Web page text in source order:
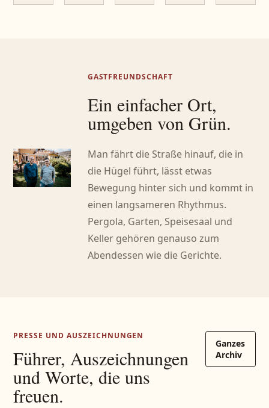
GASTFREUNDSCHAFT
Ein einfacher Ort,
umgeben von Grün.
Man fährt die Straße hinauf, die in
die Hügel führt, lässt etwas
Bewegung hinter sich und kommt in
einen langsameren Rhythmus.
Pergola, Garten, Speisesaal und
Keller gehören genauso zum
Abendessen wie die Gerichte.
PRESSE UND AUSZEICHNUNGEN
Führer, Auszeichnungen
und Worte, die uns
freuen.
Ganzes
Archiv